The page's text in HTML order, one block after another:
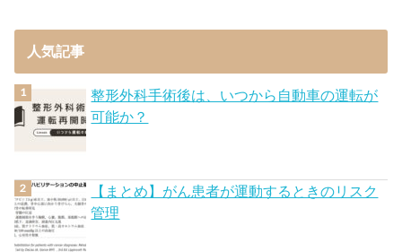
人気記事
整形外科手術後は、いつから自動車の運転が
可能か？
【まとめ】がん患者が運動するときのリスク
管理